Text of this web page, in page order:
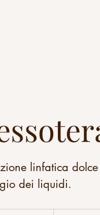
linfatica
dei liquidi.